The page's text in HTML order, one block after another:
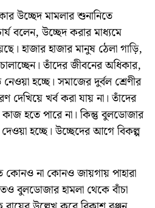
উচ্ছেদ মামলার শুনানিতে
বলেন, উচ্ছেদ করার মাধ্যমে
হাজার হাজার মানুষ ঠেলা গাড়ি,
তাঁদের জীবনের অধিকার,
হচ্ছে। সমাজের দুর্বল শ্রেণীর
খর্ব করা যায় না। তাঁদের
হতে পারে না। কিন্তু বুলডোজার
হচ্ছে। উচ্ছেদের আগে বিকল্প
কোনও না কোনও জায়গায় পাহারা
বুলডোজার হামলা থেকে বাঁচা